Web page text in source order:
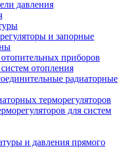
давления
и запорные
приборов
отопления
радиаторные
терморегуляторов
для систем
и давления прямого